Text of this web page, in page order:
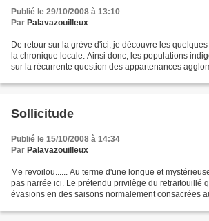
Publié le 29/10/2008 à 13:10
Par Palavazouilleux
De retour sur la grève d'ici, je découvre les
la chronique locale. Ainsi donc, les populations
sur la récurrente question des appartenances
Sollicitude
Publié le 15/10/2008 à 14:34
Par Palavazouilleux
Me revoilou...... Au terme d'une longue et
pas narrée ici. Le prétendu privilège du retraitouillé
évasions en des saisons normalement consacrées